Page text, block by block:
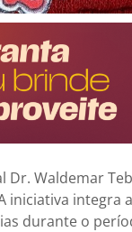
Waldemar
integra
durante o